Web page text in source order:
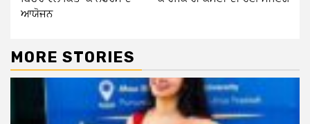
ਆਯੋਜਨ
MORE STORIES